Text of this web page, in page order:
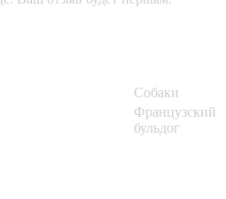
Собаки
Французский
бульдог